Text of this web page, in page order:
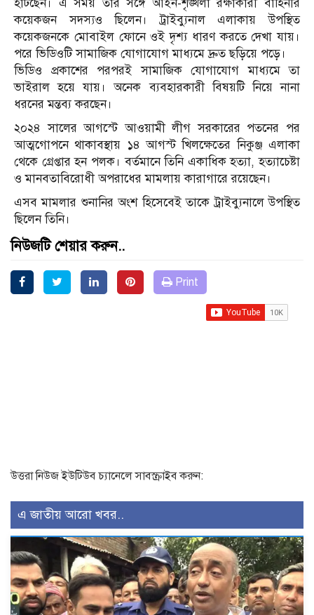
হাঁটছেন। এ সময় তার সঙ্গে আইন-শৃঙ্খলা রক্ষাকারী বাহিনীর
কয়েকজন সদস্যও ছিলেন। ট্রাইব্যুনাল এলাকায় উপস্থিত
কয়েকজনকে মোবাইল ফোনে ওই দৃশ্য ধারণ করতে দেখা যায়।
পরে ভিডিওটি সামাজিক যোগাযোগ মাধ্যমে দ্রুত ছড়িয়ে পড়ে।
ভিডিও প্রকাশের পরপরই সামাজিক যোগাযোগ মাধ্যমে তা
ভাইরাল হয়ে যায়। অনেক ব্যবহারকারী বিষয়টি নিয়ে নানা
ধরনের মন্তব্য করছেন।
২০২৪ সালের আগস্টে আওয়ামী লীগ সরকারের পতনের পর
আত্মগোপনে থাকাবস্থায় ১৪ আগস্ট খিলক্ষেতের নিকুঞ্জ এলাকা
থেকে গ্রেপ্তার হন পলক। বর্তমানে তিনি একাধিক হত্যা, হত্যাচেষ্টা
ও মানবতাবিরোধী অপরাধের মামলায় কারাগারে রয়েছেন।
এসব মামলার শুনানির অংশ হিসেবেই তাকে ট্রাইব্যুনালে উপস্থিত
ছিলেন তিনি।
নিউজটি শেয়ার করুন..
Print
উত্তরা নিউজ ইউটিউব চ্যানেলে সাবস্ক্রাইব করুন:
এ জাতীয় আরো খবর..